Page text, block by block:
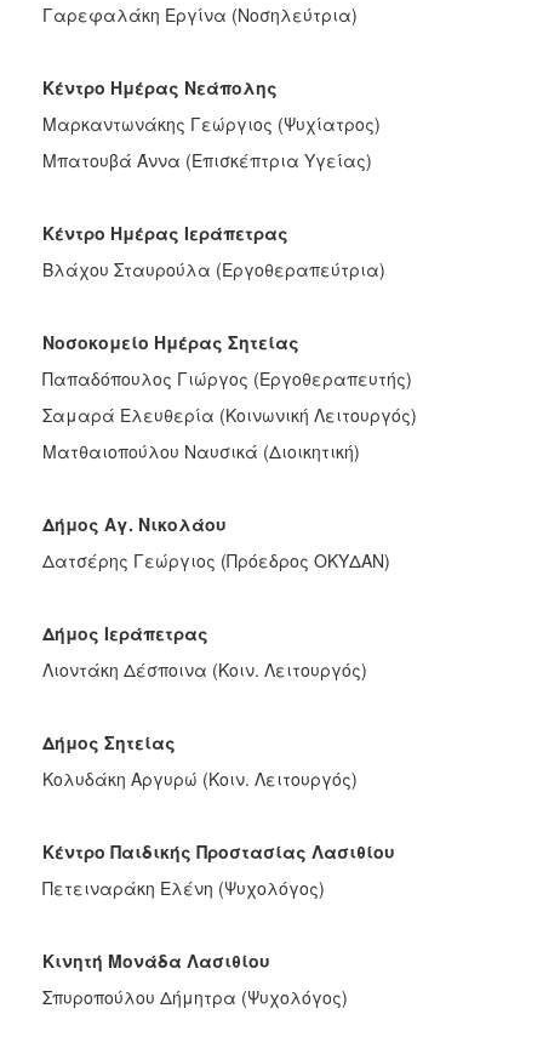
Γαρεφαλάκη Εργίνα (Νοσηλεύτρια)
Κέντρο Ημέρας Νεάπολης
Μαρκαντωνάκης Γεώργιος (Ψυχίατρος)
Μπατουβά Άννα (Επισκέπτρια Υγείας)
Κέντρο Ημέρας Ιεράπετρας
Βλάχου Σταυρούλα (Εργοθεραπεύτρια)
Νοσοκομείο Ημέρας Σητείας
Παπαδόπουλος Γιώργος (Εργοθεραπευτής)
Σαμαρά Ελευθερία (Κοινωνική Λειτουργός)
Ματθαιοπούλου Ναυσικά (Διοικητική)
Δήμος Αγ. Νικολάου
Δατσέρης Γεώργιος (Πρόεδρος ΟΚΥΔΑΝ)
Δήμος Ιεράπετρας
Λιοντάκη Δέσποινα (Κοιν. Λειτουργός)
Δήμος Σητείας
Κολυδάκη Αργυρώ (Κοιν. Λειτουργός)
Κέντρο Παιδικής Προστασίας Λασιθίου
Πετειναράκη Ελένη (Ψυχολόγος)
Κινητή Μονάδα Λασιθίου
Σπυροπούλου Δήμητρα (Ψυχολόγος)